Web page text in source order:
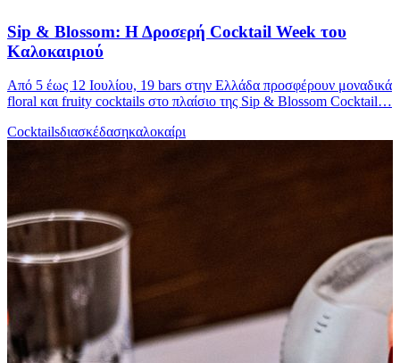
Sip & Blossom: Η Δροσερή Cocktail Week του
Καλοκαιριού
Από 5 έως 12 Ιουλίου, 19 bars στην Ελλάδα προσφέρουν μοναδικά
floral και fruity cocktails στο πλαίσιο της Sip & Blossom Cocktail…
Cocktailsδιασκέδασηκαλοκαίρι